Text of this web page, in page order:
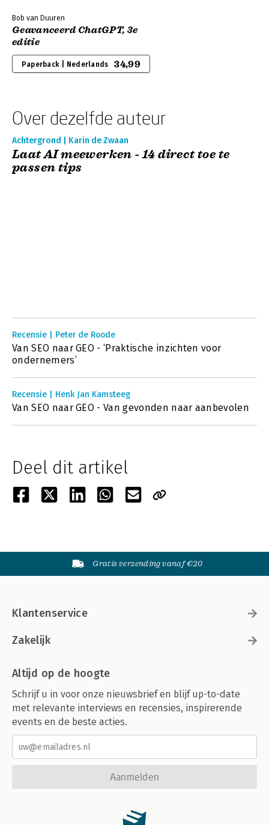
Bob van Duuren
Geavanceerd ChatGPT, 3e
editie
Paperback | Nederlands 34,99
Over dezelfde auteur
Achtergrond | Karin de Zwaan
Laat AI meewerken - 14 direct toe te
passen tips
Recensie | Peter de Roode
Van SEO naar GEO - ‘Praktische inzichten voor
ondernemers’
Recensie | Henk Jan Kamsteeg
Van SEO naar GEO - Van gevonden naar aanbevolen
Deel dit artikel
Gratis verzending vanaf €20
Klantenservice
Zakelijk
Altijd op de hoogte
Schrijf u in voor onze nieuwsbrief en blijf up-to-date
met relevante interviews en recensies, inspirerende
events en de beste acties.
Aanmelden